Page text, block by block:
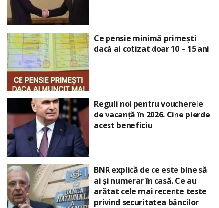
Ce pensie minimă primești
dacă ai cotizat doar 10 – 15 ani
Reguli noi pentru voucherele
de vacanță în 2026. Cine pierde
acest beneficiu
BNR explică de ce este bine să
ai și numerar în casă. Ce au
arătat cele mai recente teste
privind securitatea băncilor